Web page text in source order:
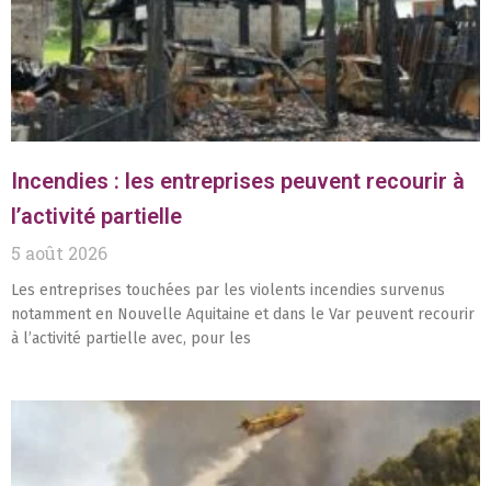
Incendies : les entreprises peuvent recourir à
l’activité partielle
5 août 2026
Les entreprises touchées par les violents incendies survenus
notamment en Nouvelle Aquitaine et dans le Var peuvent recourir
à l’activité partielle avec, pour les